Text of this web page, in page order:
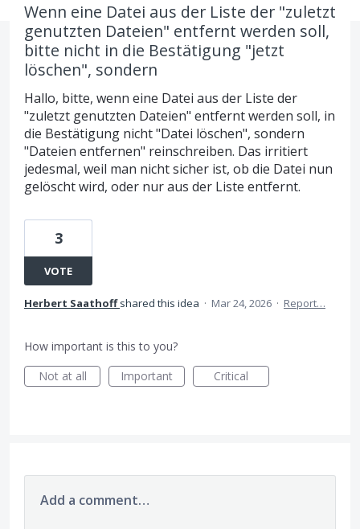
Wenn eine Datei aus der Liste der "zuletzt
genutzten Dateien" entfernt werden soll,
bitte nicht in die Bestätigung "jetzt
löschen", sondern
Hallo, bitte, wenn eine Datei aus der Liste der
"zuletzt genutzten Dateien" entfernt werden soll, in
die Bestätigung nicht "Datei löschen", sondern
"Dateien entfernen" reinschreiben. Das irritiert
jedesmal, weil man nicht sicher ist, ob die Datei nun
gelöscht wird, oder nur aus der Liste entfernt.
3
VOTE
Herbert Saathoff shared this idea · Mar 24, 2026 · Report…
How important is this to you?
Not at all
Important Critical
Add a comment…